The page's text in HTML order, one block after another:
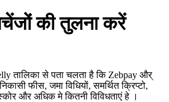
की तुलना करें
तालिका से पता चलता है कि Zebpay और्
फीस, जमा विधियों, समर्थित क्रिप्टो,
और अधिक मे कितनी विविधताएं हे ।